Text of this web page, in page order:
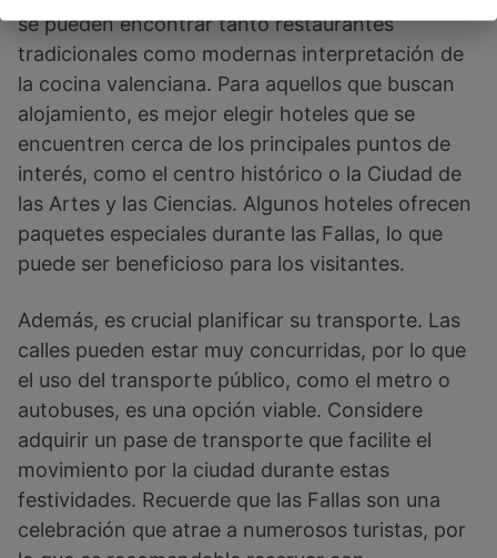
se pueden encontrar tanto restaurantes
tradicionales como modernas interpretación de
la cocina valenciana. Para aquellos que buscan
alojamiento, es mejor elegir hoteles que se
encuentren cerca de los principales puntos de
interés, como el centro histórico o la Ciudad de
las Artes y las Ciencias. Algunos hoteles ofrecen
paquetes especiales durante las Fallas, lo que
puede ser beneficioso para los visitantes.
Además, es crucial planificar su transporte. Las
calles pueden estar muy concurridas, por lo que
el uso del transporte público, como el metro o
autobuses, es una opción viable. Considere
adquirir un pase de transporte que facilite el
movimiento por la ciudad durante estas
festividades. Recuerde que las Fallas son una
celebración que atrae a numerosos turistas, por